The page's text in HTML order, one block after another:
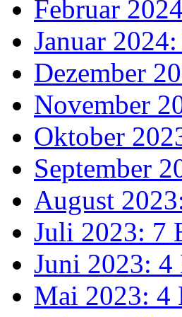
Februar
Januar
Dezember
November
Oktober
September
August
Juli 2023: 7
Juni 2023: 4
Mai 2023: 4